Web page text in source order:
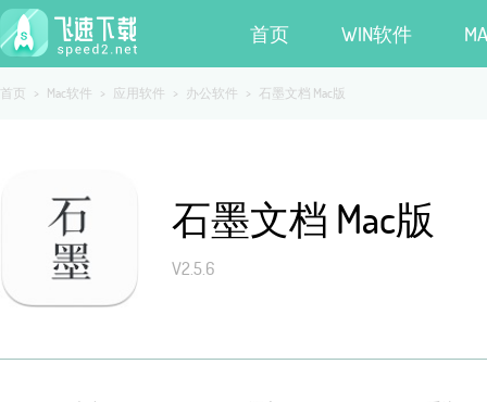
首页 WIN软件
首页 > Mac软件 > 应用软件 > 办公软件 > 石墨文档 Mac版
石墨文档 Mac版
V2.5.6